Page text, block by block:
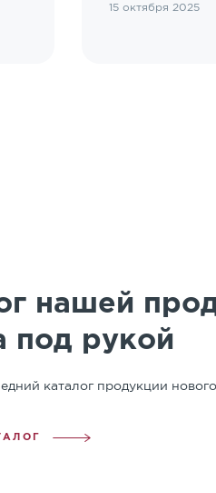
15 октября 2025
нашей
под рукой
каталог продукции